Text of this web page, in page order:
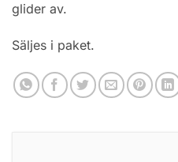
glider av.
Säljes i paket.